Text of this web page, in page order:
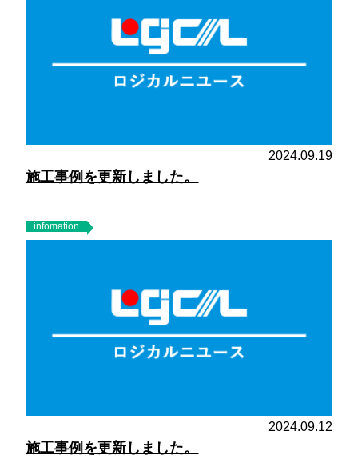
2024.09.19
施工事例を更新しました。
infomation
2024.09.12
施工事例を更新しました。